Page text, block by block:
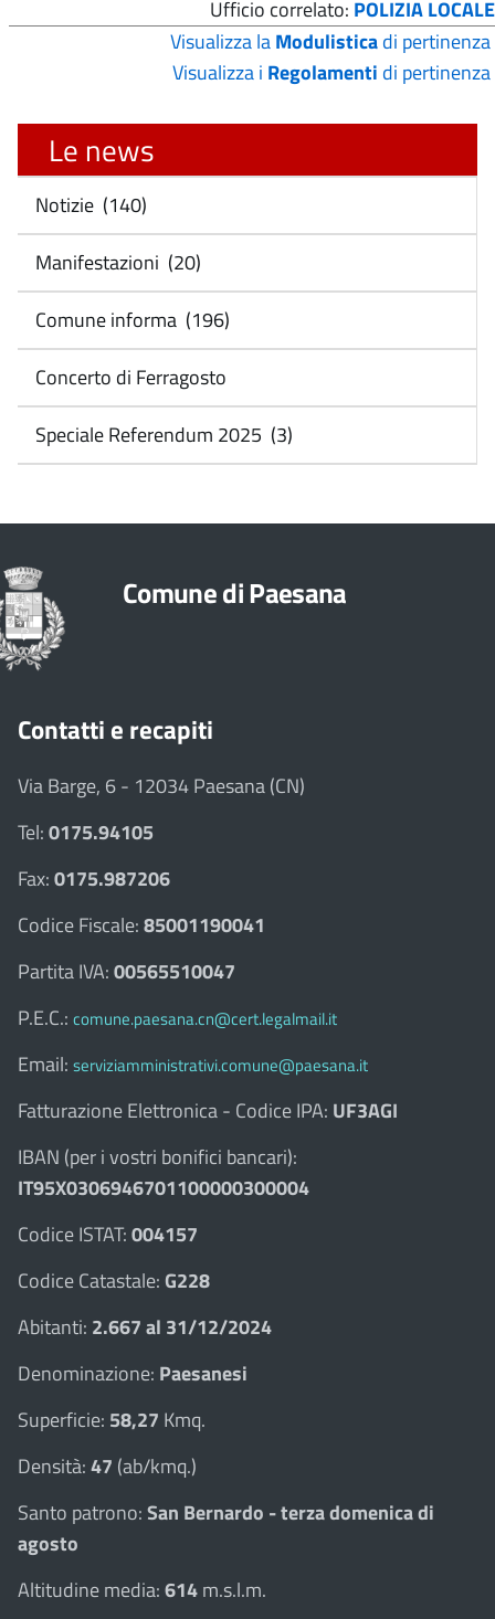
Ufficio correlato: POLIZIA LOCALE
Visualizza laModulisticadi pertinenza
Visualizza i Regolamenti di pertinenza
Le news
Notizie (140)
Manifestazioni (20)
Comune informa (196)
Concerto di Ferragosto
Speciale Referendum 2025 (3)
Comune di Paesana
Contatti e recapiti
Via Barge, 6 - 12034 Paesana (CN)
Tel:0175.94105
Fax:0175.987206
Codice Fiscale:85001190041
Partita IVA:00565510047
P.E.C.: comune.paesana.cn@cert.legalmail.it
Email: serviziamministrativi.comune@paesana.it
Fatturazione Elettronica - Codice IPA: UF3AGI
IBAN (per i vostri bonifici bancari):
IT95X0306946701100000300004
Codice ISTAT:004157
Codice Catastale:G228
Abitanti: 2.667 al 31/12/2024
Denominazione: Paesanesi
Superficie: 58,27 Kmq.
Densità:47 (ab/kmq.)
Santo patrono:San Bernardo - terza domenica di
agosto
Altitudine media:614m.s.l.m.